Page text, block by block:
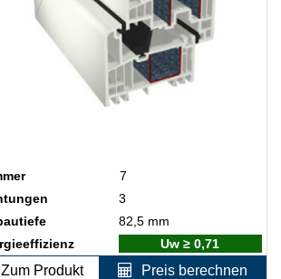
7
3
82,5 mm
Uw ≥ 0,71
Zum Produkt Preis berechnen